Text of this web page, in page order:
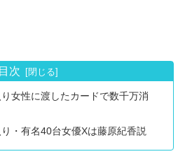
目次
女性に渡したカードで数千万消
・有名40台女優Xは藤原紀香説